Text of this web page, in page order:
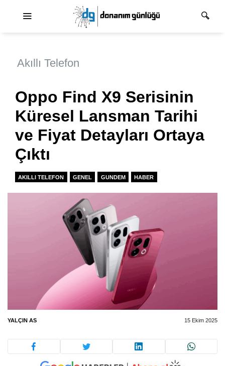
Akıllı Telefon
Oppo Find X9 Serisinin
Küresel Lansman Tarihi
ve Fiyat Detayları Ortaya
Çıktı
AKILLI TELEFON GENEL GUNDEM HABER
YALÇIN AS 15 Ekim 2025